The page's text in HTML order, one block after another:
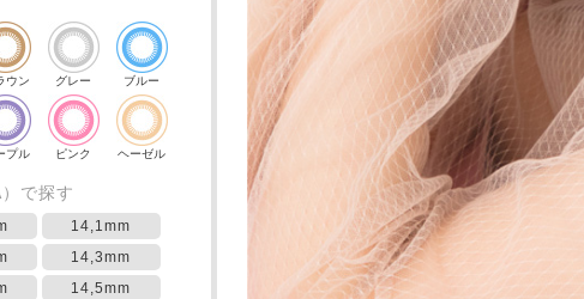
ウン グレー ブルー
プル ピンク ヘーゼル
で探す
14,1mm
14,3mm
14,5mm